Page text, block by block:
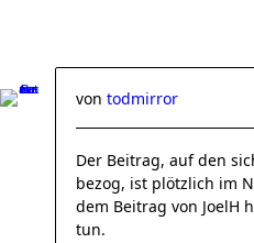
von todmirror
Der Beitrag, auf den
bezog, ist plötzlich im
dem Beitrag von JoelH
tun.